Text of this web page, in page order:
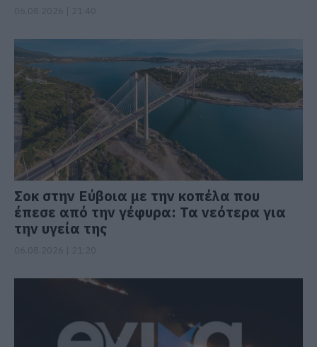
Σοκ στην Εύβοια με την κοπέλα που
έπεσε από την γέφυρα: Τα νεότερα για
την υγεία της